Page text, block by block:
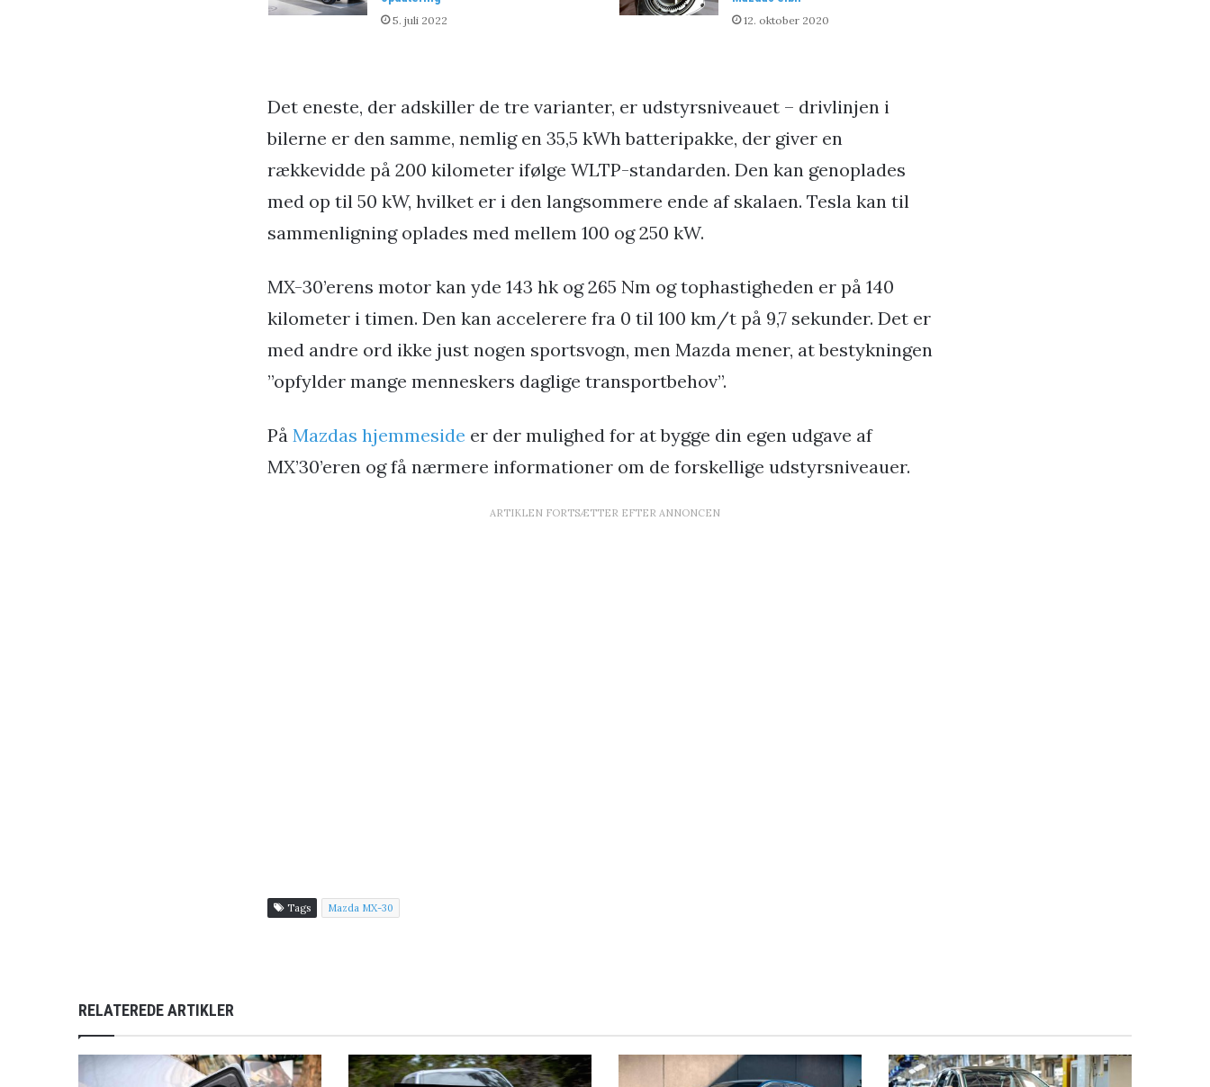
5. juli 2022 12. oktober 2020
Det eneste, der adskiller de tre varianter, er udstyrsniveauet – drivlinjen i
bilerne er den samme, nemlig en 35,5 kWh batteripakke, der giver en
rækkevidde på 200 kilometer ifølge WLTP-standarden. Den kan genoplades
med op til 50 kW, hvilket er i den langsommere ende af skalaen. Tesla kan til
sammenligning oplades med mellem 100 og 250 kW.
MX-30’erens motor kan yde 143 hk og 265 Nm og tophastigheden er på 140
kilometer i timen. Den kan accelerere fra 0 til 100 km/t på 9,7 sekunder. Det er
med andre ord ikke just nogen sportsvogn, men Mazda mener, at bestykningen
”opfylder mange menneskers daglige transportbehov”.
På Mazdas hjemmeside er der mulighed for at bygge din egen udgave af
MX’30’eren og få nærmere informationer om de forskellige udstyrsniveauer.
ARTIKLEN FORTSÆTTER EFTER ANNONCEN
Tags Mazda MX-30
RELATEREDE ARTIKLER